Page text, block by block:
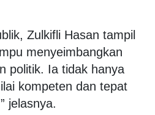
Zulkifli Hasan tampil
menyeimbangkan
politik. Ia tidak hanya
kompeten dan tepat
jelasnya.